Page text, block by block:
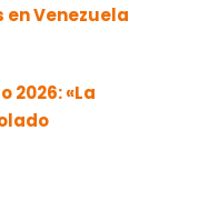
Venezuela
2026: «La